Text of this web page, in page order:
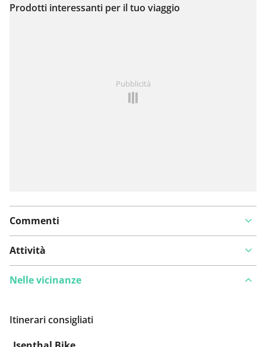
Visualizza sulla mappa
Prodotti interessanti per il tuo viaggio
Pubblicità
Commenti
Attività
Nelle vicinanze
Itinerari consigliati